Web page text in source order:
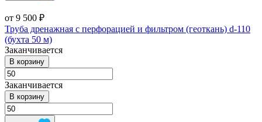
от 9 500 ₽
Труба дренажная с перфорацией и фильтром (геоткань) d-110
(бухта 50 м)
Заканчивается
В корзину
Заканчивается
В корзину